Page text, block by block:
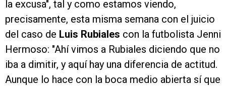
la excusa", tal y como estamos viendo,
precisamente, esta misma semana con el juicio
del caso de Luis Rubiales con la futbolista Jenni
Hermoso: "Ahí vimos a Rubiales diciendo que no
iba a dimitir, y aquí hay una diferencia de actitud.
Aunque lo hace con la boca medio abierta sí que